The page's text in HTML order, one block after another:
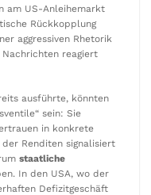
am US-Anleihemarkt
Rückkopplung
aggressiven Rhetorik
reagiert
ausführte, könnten
sein: Sie
in konkrete
der Renditen signalisiert
staatliche
In den USA, wo der
Defizitgeschäft